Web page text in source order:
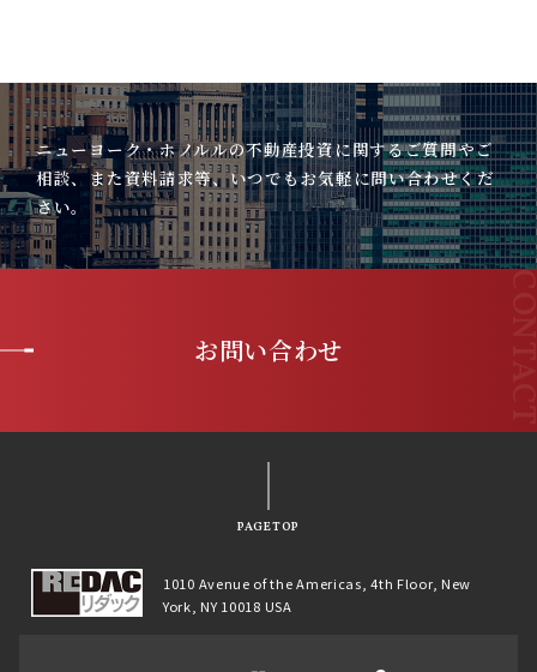
ニューヨーク・ホノルルの不動産投資に関するご質問やご
相談、また資料請求等、いつでもお気軽に問い合わせくだ
さい。
お問い合わせ
PAGETOP
1010 Avenue of the Americas, 4th Floor, New
York, NY 10018 USA